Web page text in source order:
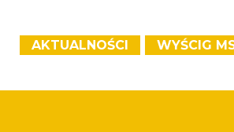
AKTUALNOŚCI WYŚCIG